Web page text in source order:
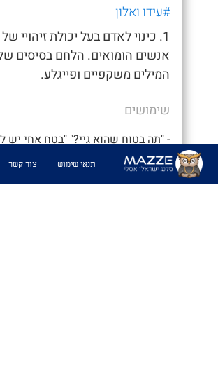
#עידו ואלון
1. כינוי לאדם בעל יכולת זיהויי של
אנשים הומואים. הלחם בסיסים
המילים משקפיים ופייגלע.
שימושים
- "תה בטוח שהוא גיי?" "בטח אחי יש
משקפייגלע"
תנאי שימוש צור קשר